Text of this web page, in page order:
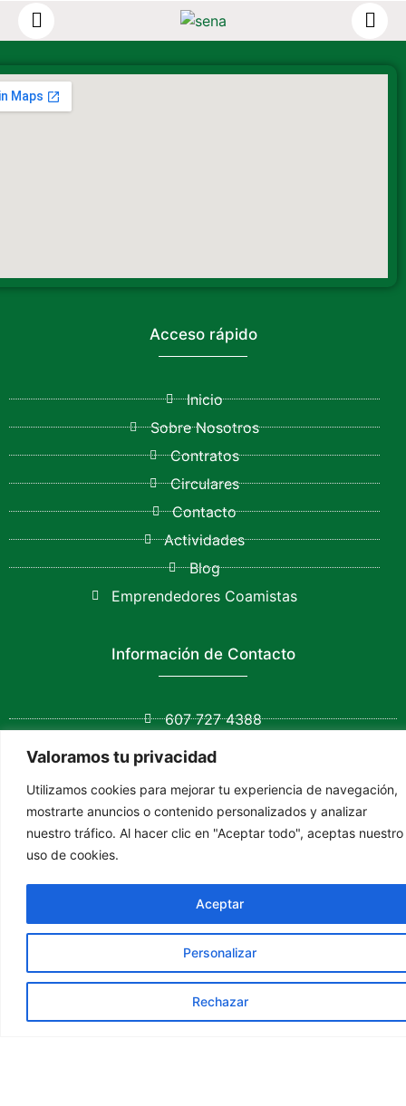
Valoramos tu privacidad
Utilizamos cookies para mejorar tu experiencia de navegación,
mostrarte anuncios o contenido personalizados y analizar
nuestro tráfico. Al hacer clic en "Aceptar todo", aceptas nuestro
uso de cookies.
Personalizar
Rechazar
Aceptar
Acceso rápido
Inicio
Sobre Nosotros
Contratos
Circulares
Contacto
Actividades
Blog
Emprendedores Coamistas
Información de Contacto
607 727 4388
+57 3166917308
Calle 16 # 15-40
contacto@coamsocorro.edu.co
Correo para notificaciones Judiciales:
colegioavelinamorenosocorro@santander.edu.co
Todos los derechos reservados ® Colegio Avelina
Moreno 2025